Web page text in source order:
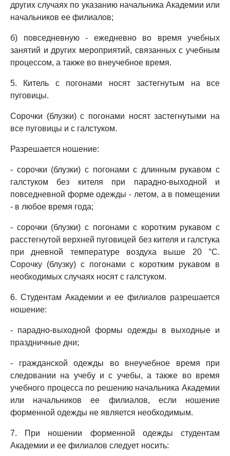
других случаях по указанию начальника Академии или
начальников ее филиалов;
б) повседневную - ежедневно во время учебных
занятий и других мероприятий, связанных с учебным
процессом, а также во внеучебное время.
5. Китель с погонами носят застегнутым на все
пуговицы.
Сорочки (блузки) с погонами носят застегнутыми на
все пуговицы и с галстуком.
Разрешается ношение:
- сорочки (блузки) с погонами с длинным рукавом с
галстуком без кителя при парадно-выходной и
повседневной форме одежды - летом, а в помещении
- в любое время года;
- сорочки (блузки) с погонами с коротким рукавом с
расстегнутой верхней пуговицей без кителя и галстука
при дневной температуре воздуха выше 20 °C.
Сорочку (блузку) с погонами с коротким рукавом в
необходимых случаях носят с галстуком.
6. Студентам Академии и ее филиалов разрешается
ношение:
- парадно-выходной формы одежды в выходные и
праздничные дни;
- гражданской одежды во внеучебное время при
следовании на учебу и с учебы, а также во время
учебного процесса по решению начальника Академии
или начальников ее филиалов, если ношение
форменной одежды не является необходимым.
7. При ношении форменной одежды студентам
Академии и ее филиалов следует носить: